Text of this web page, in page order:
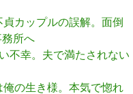
カップルの誤解。面倒
所へ
不幸。夫で満たされない
の生き様。本気で惚れ